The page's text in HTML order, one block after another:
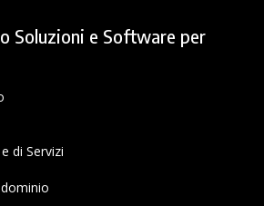
Soluzioni e Software per
di Servizi